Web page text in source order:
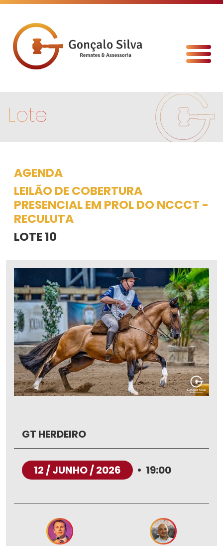
Lote
AGENDA
LEILÃO DE COBERTURA
PRESENCIAL EM PROL DO NCCCT -
RECULUTA
LOTE 10
GT HERDEIRO
12 / JUNHO / 2026 • 19:00